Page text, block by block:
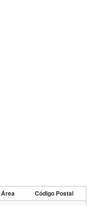
Área Código Postal